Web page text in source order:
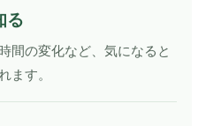
る
間の変化など、気になると
ます。